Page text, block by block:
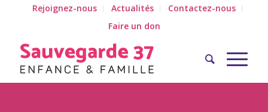
Rejoignez-nous Actualités
Contactez-nous
Faire un don